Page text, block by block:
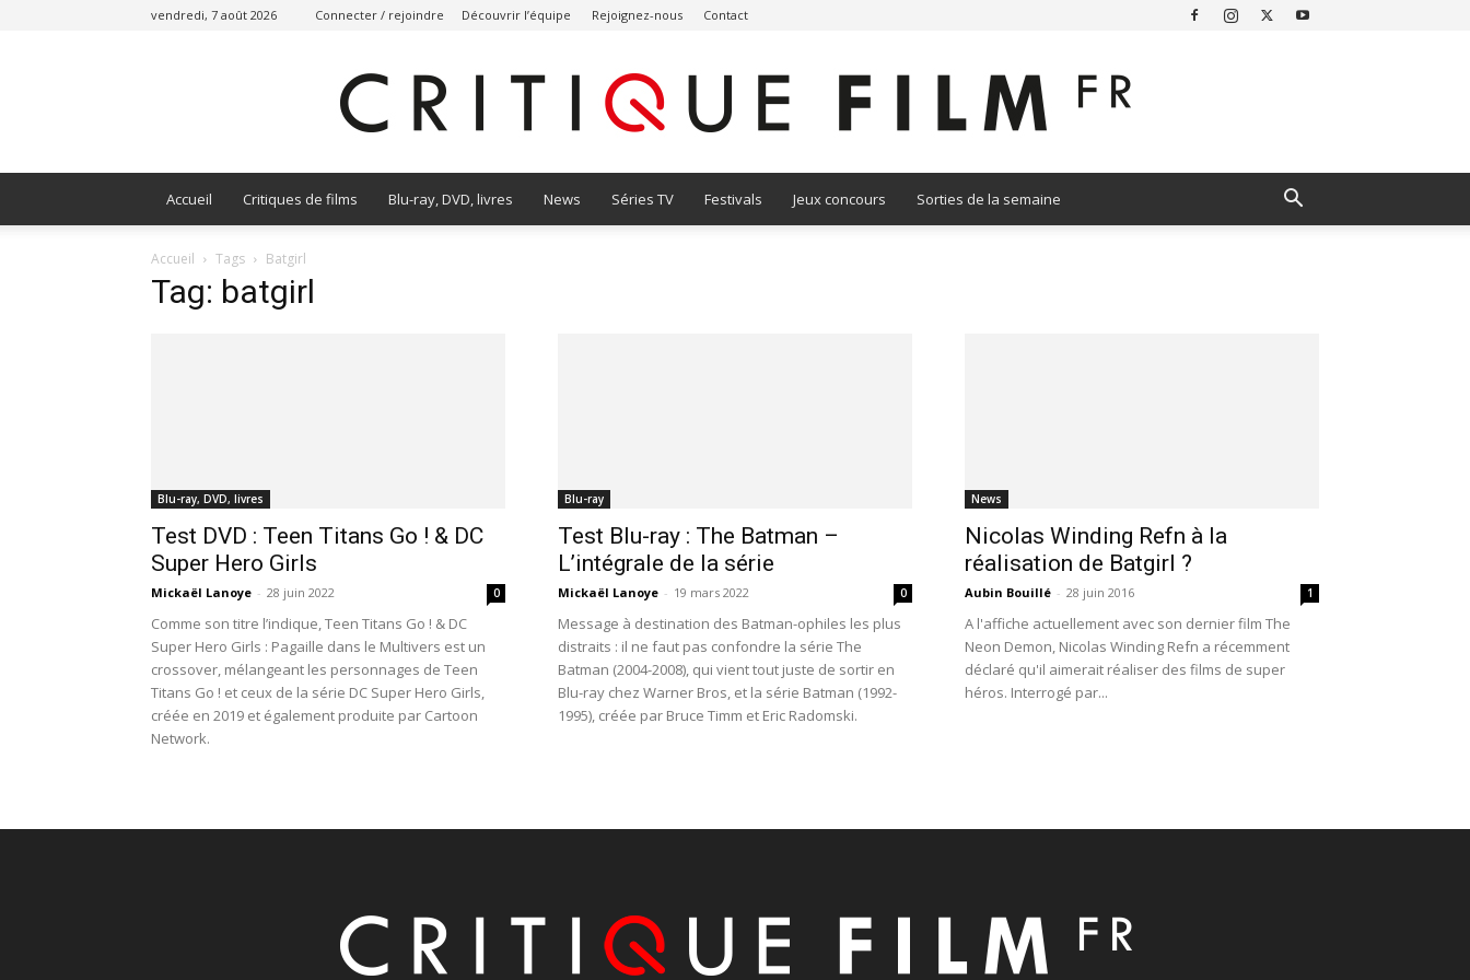
vendredi, 7 août 2026 Connecter / rejoindre Découvrir l’équipe Rejoignez-nous Contact
Accueil Critiques de films Blu-ray, DVD, livres News Séries TV Festivals Jeux concours Sorties de la semaine
Accueil Tags Batgirl
Tag: batgirl
Blu-ray, DVD, livres
Test DVD : Teen Titans Go ! & DC
Super Hero Girls
Mickaël Lanoye - 28 juin 2022 0
Comme son titre l’indique, Teen Titans Go ! & DC
Super Hero Girls : Pagaille dans le Multivers est un
crossover, mélangeant les personnages de Teen
Titans Go ! et ceux de la série DC Super Hero Girls,
créée en 2019 et également produite par Cartoon
Network.
Blu-ray
Test Blu-ray : The Batman –
L’intégrale de la série
Mickaël Lanoye - 19 mars 2022 0
Message à destination des Batman-ophiles les plus
distraits : il ne faut pas confondre la série The
Batman (2004-2008), qui vient tout juste de sortir en
Blu-ray chez Warner Bros, et la série Batman (1992-
1995), créée par Bruce Timm et Eric Radomski.
News
Nicolas Winding Refn à la
réalisation de Batgirl ?
Aubin Bouillé - 28 juin 2016 1
A l'affiche actuellement avec son dernier film The
Neon Demon, Nicolas Winding Refn a récemment
déclaré qu'il aimerait réaliser des films de super
héros. Interrogé par...